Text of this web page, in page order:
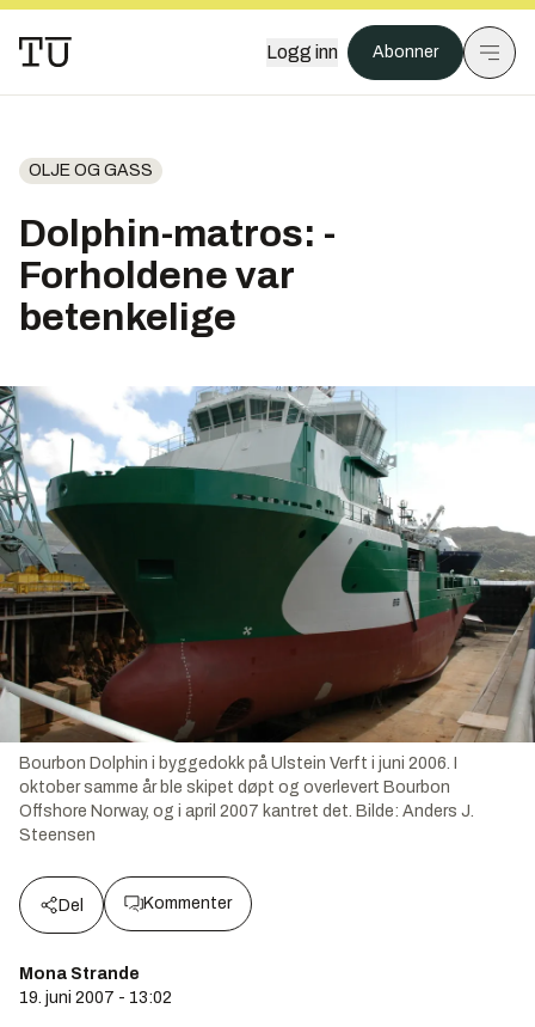
Logg inn Abonner
OLJE OG GASS
Dolphin-matros: -
Forholdene var
betenkelige
Bourbon Dolphin i byggedokk på Ulstein Verft i juni 2006. I
oktober samme år ble skipet døpt og overlevert Bourbon
Offshore Norway, og i april 2007 kantret det. Bilde: Anders J.
Steensen
Del Kommenter
Mona Strande
19. juni 2007 - 13:02